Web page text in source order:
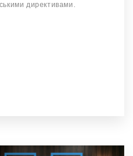
директивами.